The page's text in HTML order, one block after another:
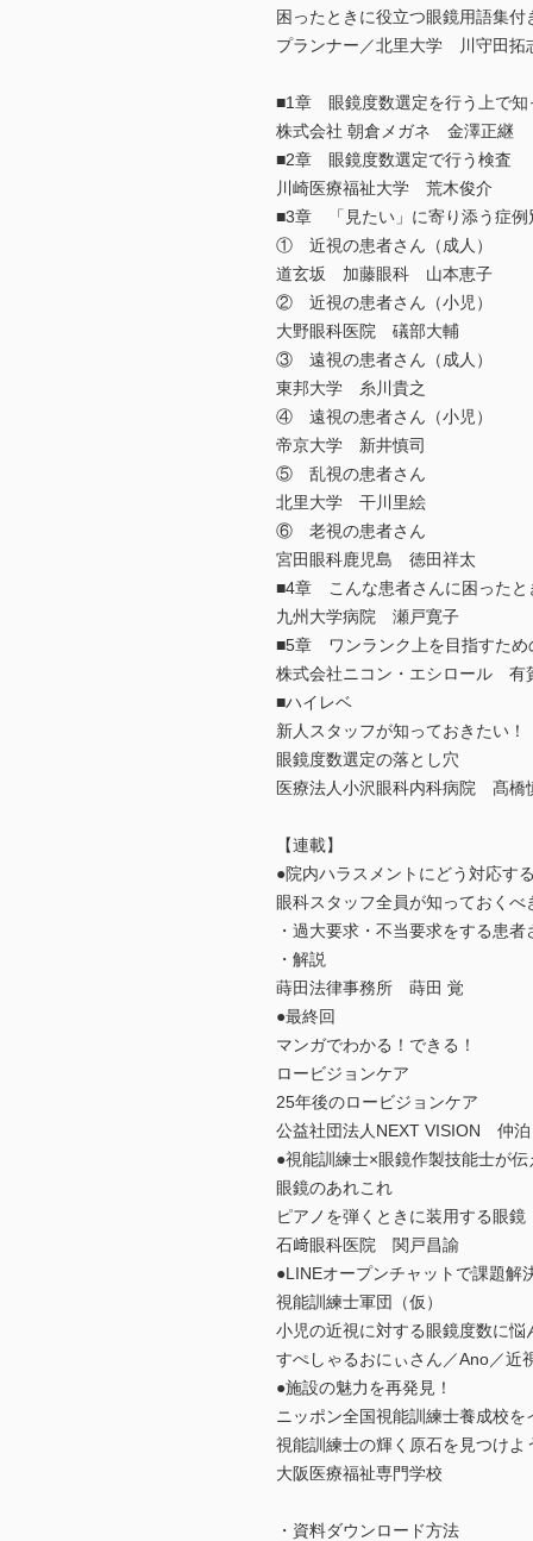
困ったときに役立つ眼鏡用語集付
プランナー／北里大学 川守田拓
■1章 眼鏡度数選定を行う上で知
株式会社 朝倉メガネ 金澤正継
■2章 眼鏡度数選定で行う検査
川崎医療福祉大学 荒木俊介
■3章 「見たい」に寄り添う症例
① 近視の患者さん（成人）
道玄坂 加藤眼科 山本恵子
② 近視の患者さん（小児）
大野眼科医院 礒部大輔
③ 遠視の患者さん（成人）
東邦大学 糸川貴之
④ 遠視の患者さん（小児）
帝京大学 新井慎司
⑤ 乱視の患者さん
北里大学 干川里絵
⑥ 老視の患者さん
宮田眼科鹿児島 徳田祥太
■4章 こんな患者さんに困ったと
九州大学病院 瀬戸寛子
■5章 ワンランク上を目指すため
株式会社ニコン・エシロール 有
■ハイレベ
新人スタッフが知っておきたい！
眼鏡度数選定の落とし穴
医療法人小沢眼科内科病院 髙橋
【連載】
●院内ハラスメントにどう対応す
眼科スタッフ全員が知っておく
・過大要求・不当要求をする患者
・解説
蒔田法律事務所 蒔田 覚
●最終回
マンガでわかる！できる！
ロービジョンケア
25年後のロービジョンケア
公益社団法人NEXT VISION 仲
●視能訓練士×眼鏡作製技能士が伝
眼鏡のあれこれ
ピアノを弾くときに装用する眼鏡
石﨑眼科医院 関戸昌諭
●LINEオープンチャットで課題解
視能訓練士軍団（仮）
小児の近視に対する眼鏡度数に悩
すぺしゃるおにぃさん／Ano／近
●施設の魅力を再発見！
ニッポン全国視能訓練士養成校を
視能訓練士の輝く原石を見つけよ
大阪医療福祉専門学校
・資料ダウンロード方法